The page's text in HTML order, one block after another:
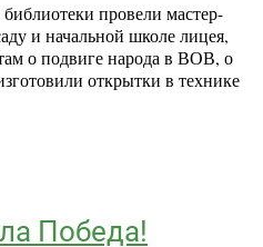
провели мастер-
и начальной школе лицея,
о подвиге народа в ВОВ, о
открытки в технике
Победа!